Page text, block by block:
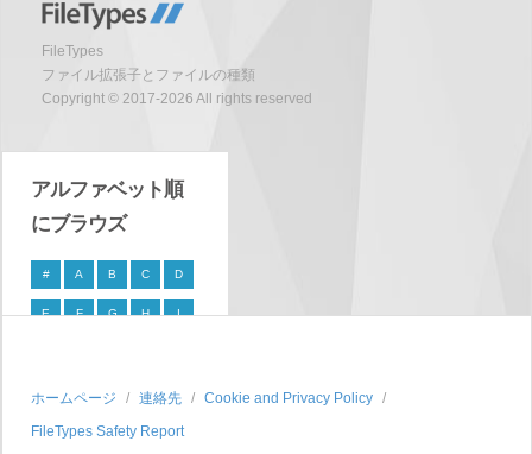
FileTypes
ファイル拡張子とファイルの種類
Copyright © 2017-2026 All rights reserved
アルファベット順
にブラウズ
# A B C D
E F G H I
P Q R S
T U V W X
ホームページ 連絡先
Cookie and Privacy Policy
FileTypes Safety Report